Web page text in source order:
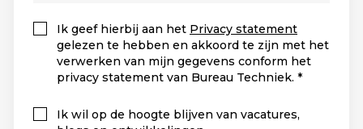
Ik geef hierbij aan het Privacy statement
gelezen te hebben en akkoord te zijn met het
verwerken van mijn gegevens conform het
privacy statement van Bureau Techniek.
Ik wil op de hoogte blijven van vacatures,